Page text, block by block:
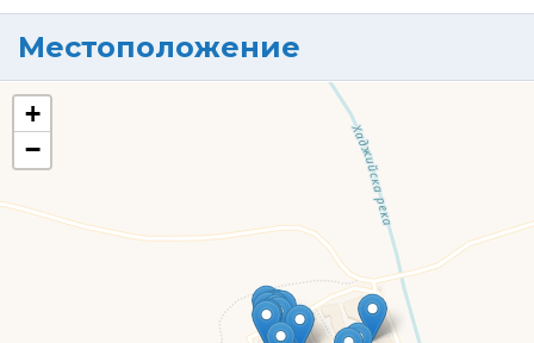
Местоположение
+
−